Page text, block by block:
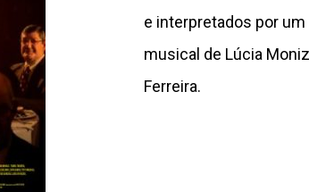
e interpretados por
musical de Lúcia
Ferreira.